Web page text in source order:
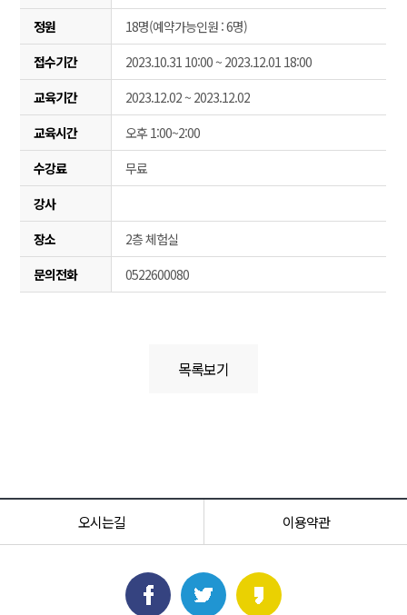
정원
18명(예약가능인원 : 6명)
접수기간
2023.10.31 10:00 ~ 2023.12.01 18:00
교육기간
2023.12.02 ~ 2023.12.02
교육시간
오후 1:00~2:00
수강료
무료
강사
장소
2층 체험실
문의전화
0522600080
목록보기
오시는길 이용약관